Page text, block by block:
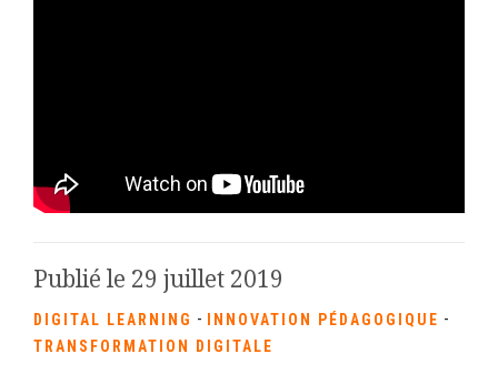
Publié le 29 juillet 2019
DIGITAL LEARNING - INNOVATION PÉDAGOGIQUE -
TRANSFORMATION DIGITALE